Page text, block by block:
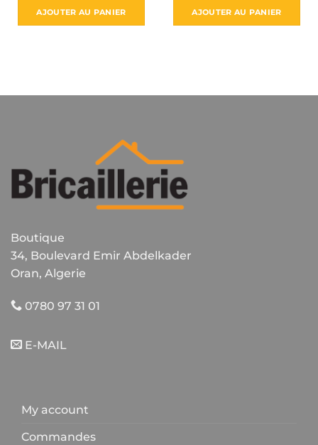
AJOUTER AU PANIER AJOUTER AU PANIER
Boutique
34, Boulevard Emir Abdelkader
Oran, Algerie
0780 97 31 01
E-MAIL
My account
Commandes